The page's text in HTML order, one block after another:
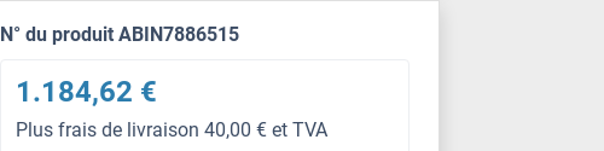
N° du produit ABIN7886515
1.184,62 €
Plus frais de livraison 40,00 € et TVA